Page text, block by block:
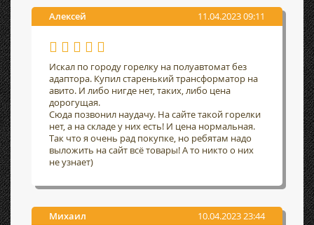
Алексей 11.04.2023 09:11
Искал по городу горелку на полуавтомат без
адаптора. Купил старенький трансформатор на
авито. И либо нигде нет, таких, либо цена
дорогущая.
Сюда позвонил наудачу. На сайте такой горелки
нет, а на складе у них есть! И цена нормальная.
Так что я очень рад покупке, но ребятам надо
выложить на сайт всё товары! А то никто о них
не узнает)
Михаил 10.04.2023 23:44